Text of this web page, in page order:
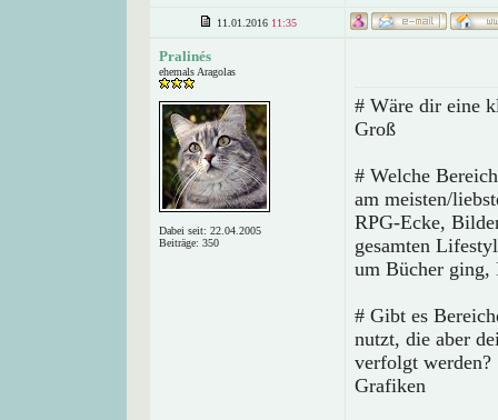
11.01.2016 11:35
Pralinés
ehemals Aragolas
Dabei seit: 22.04.2005
Beiträge: 350
# Wäre dir eine
Groß
# Welche
am meisten/
RPG-Ecke,
gesamten
um Bücher ging,
# Gibt es
nutzt, die aber
verfolgt werden?
Grafiken